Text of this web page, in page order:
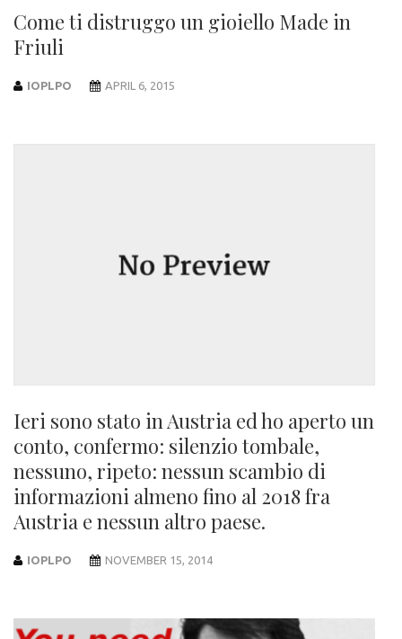
Come ti distruggo un gioiello Made in
Friuli
IOPLPO APRIL 6, 2015
Ieri sono stato in Austria ed ho aperto un
conto, confermo: silenzio tombale,
nessuno, ripeto: nessun scambio di
informazioni almeno fino al 2018 fra
Austria e nessun altro paese.
IOPLPO NOVEMBER 15, 2014